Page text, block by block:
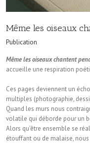
Même les oiseaux
Publication
Même les oiseaux chantent
accueille une respiration
Ces pages deviennent un
multiples (photographie,
Quand les murs nous
volatile qui déborde pour un
Alors qu’être ensemble se
étouffant ou de malaise,